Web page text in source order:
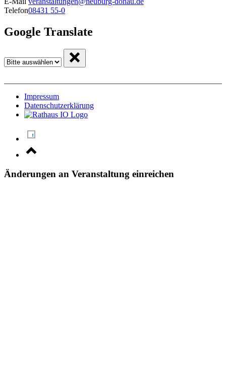
Telefon08431 55-0
Google Translate
Impressum
Datenschutzerklärung
Änderungen an Veranstaltung einreichen